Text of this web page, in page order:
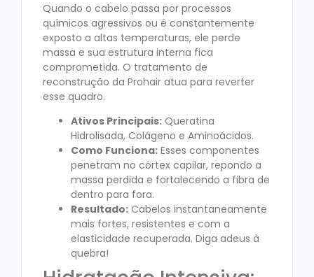
Quando o cabelo passa por processos
químicos agressivos ou é constantemente
exposto a altas temperaturas, ele perde
massa e sua estrutura interna fica
comprometida. O tratamento de
reconstrução da Prohair atua para reverter
esse quadro.
Ativos Principais: Queratina
Hidrolisada, Colágeno e Aminoácidos.
Como Funciona: Esses componentes
penetram no córtex capilar, repondo a
massa perdida e fortalecendo a fibra de
dentro para fora.
Resultado: Cabelos instantaneamente
mais fortes, resistentes e com a
elasticidade recuperada. Diga adeus à
quebra!